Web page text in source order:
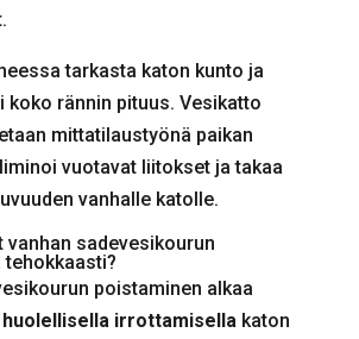
tarkasta katon kunto ja
koko rännin pituus. Vesikatto
mittatilaustyönä paikan
vuotavat liitokset ja takaa
vanhalle katolle.
vanhan sadevesikourun
poistaminen alkaa
irrottamisella katon